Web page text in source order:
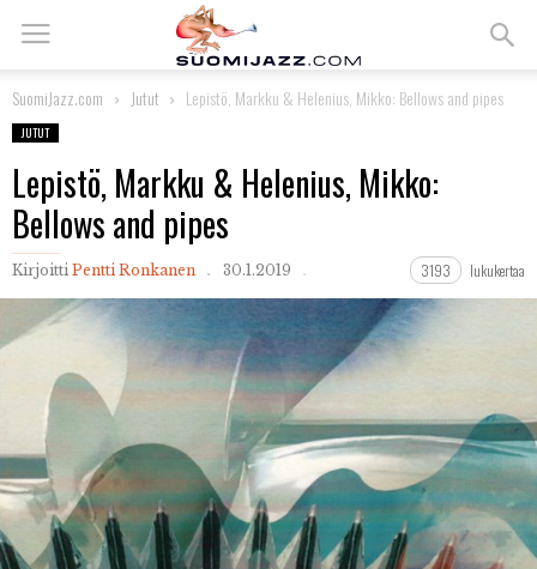
SuomiJazz.com Jutut Lepistö, Markku & Helenius, Mikko: Bellows and pipes
JUTUT
Lepistö, Markku & Helenius, Mikko:
Bellows and pipes
Kirjoitti Pentti Ronkanen 30.1.2019 3193 lukukertaa